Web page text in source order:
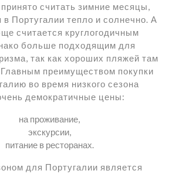
считать зимние месяцы,
в Португалии тепло и солнечно. А
считается круглогодичным
больше подходящим для
так как хороших пляжей там
Главным преимуществом покупки
во время низкого сезона
демократичные цены:
на проживание,
экскурсии,
питание в ресторанах.
для Португалии является